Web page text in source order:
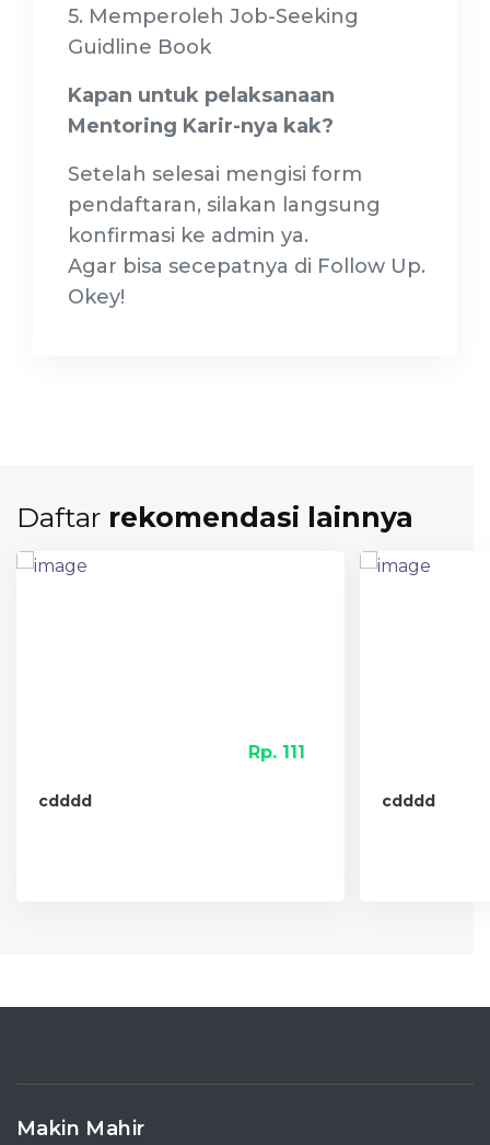
5. Memperoleh Job-Seeking
Guidline Book
Kapan untuk pelaksanaan
Mentoring Karir-nya kak?
Setelah selesai mengisi form
pendaftaran, silakan langsung
konfirmasi ke admin ya.
Agar bisa secepatnya di Follow Up.
Okey!
Daftar rekomendasi lainnya
Rp. 111
cdddd cdddd
Makin Mahir